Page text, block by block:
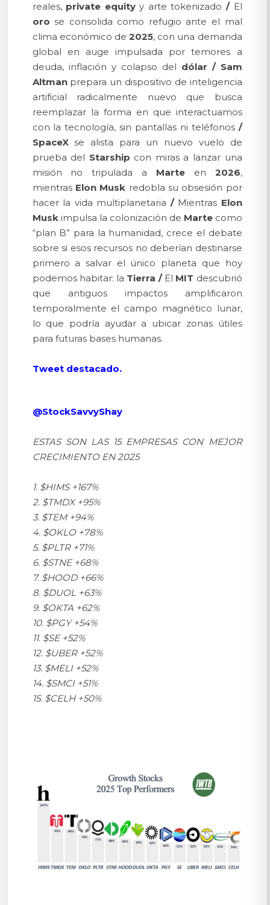
reales, private equityy arte tokenizado/ El
oro se consolida como refugio ante el mal
clima económico de2025, con una demanda
global en auge impulsada por temores a
deuda, inflación y colapso del dólar / Sam
Altmanprepara un dispositivo de inteligencia
artificial radicalmente nuevo que busca
reemplazar la forma en que interactuamos
con la tecnología, sin pantallas ni teléfonos /
SpaceXse alista para un nuevo vuelo de
prueba del Starship con miras a lanzar una
misión no tripulada a Marteen 2026,
mientras Elon Musk redobla su obsesión por
hacer la vida multiplanetaria /Mientras Elon
Muskimpulsa la colonización de Martecomo
“plan B” para la humanidad, crece el debate
sobre si esos recursos no deberían destinarse
primero a salvar el único planeta que hoy
podemos habitar: la Tierra /El MIT descubrió
que antiguos impactos amplificaron
temporalmente el campo magnético lunar,
lo que podría ayudar a ubicar zonas útiles
para futuras bases humanas.
Tweet destacado.
@StockSavvyShay
ESTAS SON LAS 15 EMPRESAS CON MEJOR
CRECIMIENTO EN 2025
1. $HIMS +167%
2. $TMDX +95%
3. $TEM +94%
4. $OKLO +78%
5. $PLTR +71%
6. $STNE +68%
7. $HOOD +66%
8. $DUOL +63%
9. $OKTA +62%
10. $PGY +54%
11. $SE +52%
12. $UBER +52%
13. $MELI +52%
14. $SMCI +51%
15. $CELH +50%